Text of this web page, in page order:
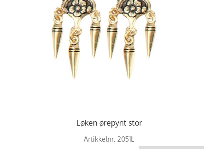
Løken ørepynt stor
Artikkelnr: 2051L